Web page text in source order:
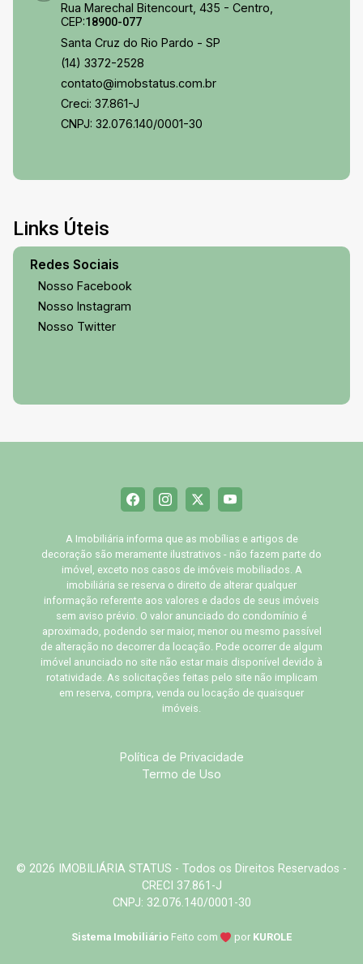
Rua Marechal Bitencourt, 435 - Centro,
CEP:18900-077
Santa Cruz do Rio Pardo - SP
(14) 3372-2528
contato@imobstatus.com.br
Creci: 37.861-J
CNPJ: 32.076.140/0001-30
Links Úteis
Redes Sociais
Nosso Facebook
Nosso Instagram
Nosso Twitter
A Imobiliária informa que as mobílias e artigos de
decoração são meramente ilustrativos - não fazem parte do
imóvel, exceto nos casos de imóveis mobiliados. A
imobiliária se reserva o direito de alterar qualquer
informação referente aos valores e dados de seus imóveis
sem aviso prévio. O valor anunciado do condomínio é
aproximado, podendo ser maior, menor ou mesmo passível
de alteração no decorrer da locação. Pode ocorrer de algum
imóvel anunciado no site não estar mais disponível devido à
rotatividade. As solicitações feitas pelo site não implicam
em reserva, compra, venda ou locação de quaisquer
imóveis.
Política de Privacidade
Termo de Uso
© 2026 IMOBILIÁRIA STATUS - Todos os Direitos Reservados -
CRECI 37.861-J
CNPJ: 32.076.140/0001-30
Sistema Imobiliário Feito com por KUROLE